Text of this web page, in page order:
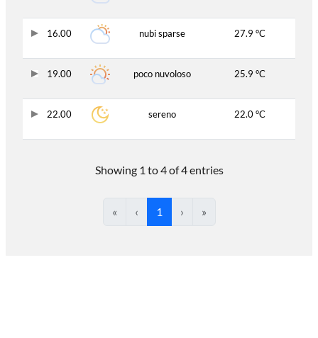
16.00 nubi sparse 27.9 °C
19.00 poco nuvoloso 25.9 °C
22.00 sereno 22.0 °C
Showing 1 to 4 of 4 entries
« ‹ 1 › »